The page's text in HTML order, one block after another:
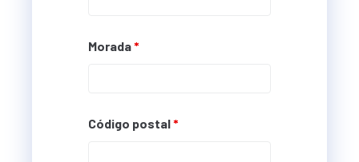
Morada*
Código postal*